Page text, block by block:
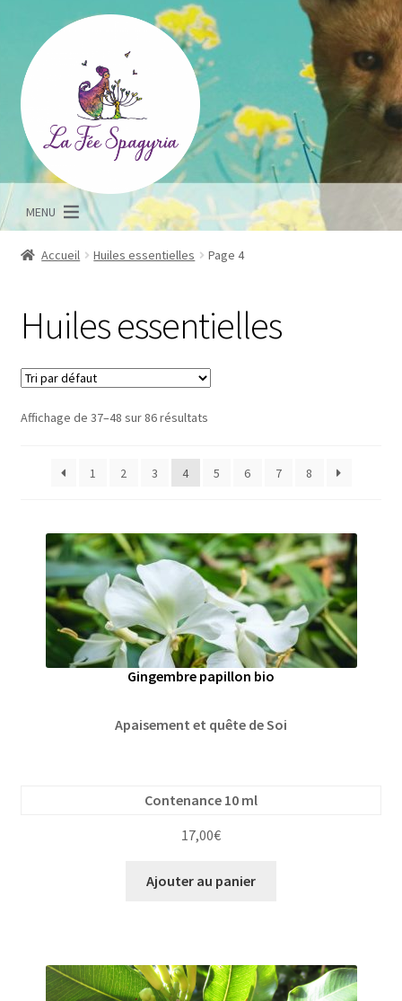
la
navigation
contenu
MENU
Accueil Huiles essentielles Page 4
Huiles essentielles
Affichage de 37–48 sur 86 résultats
1 2 3 4 5 6 7 8
Gingembre papillon bio
Apaisement et quête de Soi
Contenance 10 ml
17,00€
Ajouter au panier